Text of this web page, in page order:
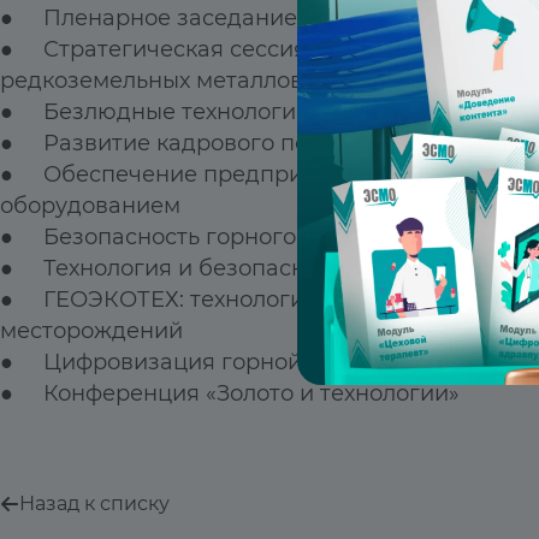
● Пленарное заседание «Технологическое
● Стратегическая сессия «Состояние,
редкоземельных металлов»
● Безлюдные технологии в горном деле
● Развитие кадрового потенциала горно-
● Обеспечение предприятий горно-
оборудованием
● Безопасность горного производства
● Технология и безопасность буровзрывных
● ГЕОЭКОТЕХ: технологические и
месторождений
● Цифровизация горной отрасли
● Конференция «Золото и технологии»
Назад к списку